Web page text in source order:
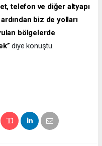
telefon ve diğer altyapı
ardından biz de yolları
bölgelerde
diye konuştu.